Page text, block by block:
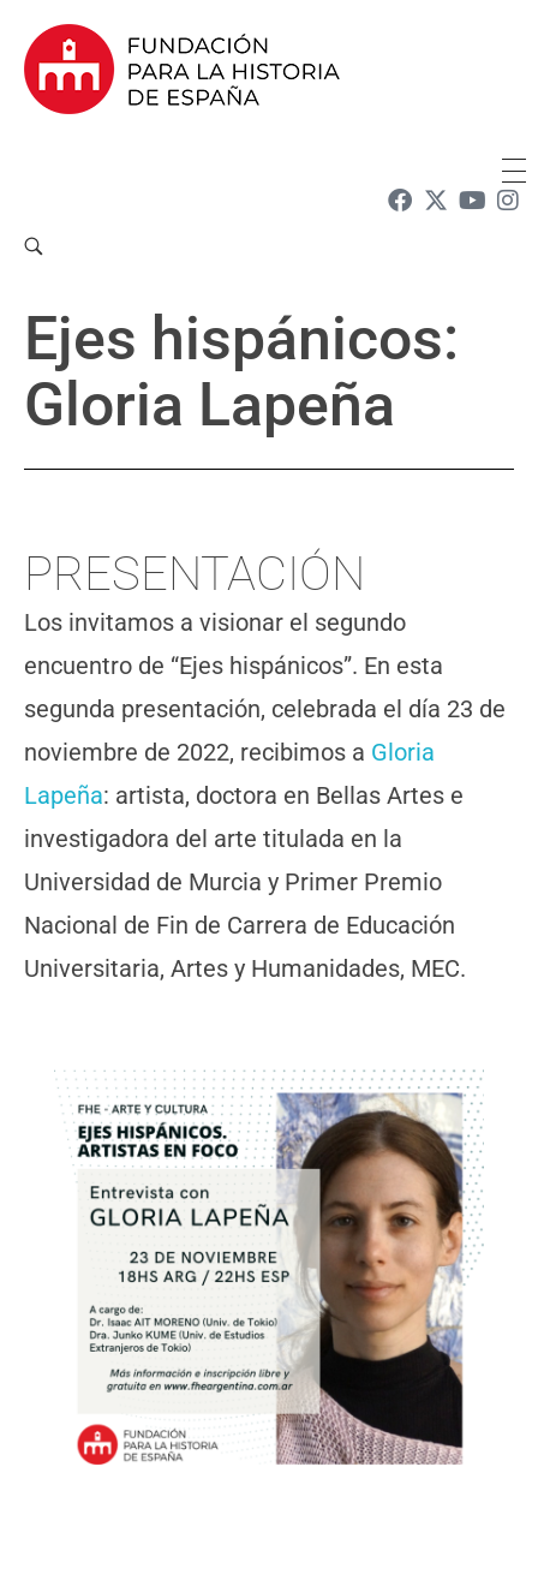
Ejes hispánicos:
Gloria Lapeña
PRESENTACIÓN
Los invitamos a visionar el segundo
encuentro de “Ejes hispánicos”. En esta
segunda presentación, celebrada el día 23 de
noviembre de 2022, recibimos a Gloria
Lapeña: artista, doctora en Bellas Artes e
investigadora del arte titulada en la
Universidad de Murcia y Primer Premio
Nacional de Fin de Carrera de Educación
Universitaria, Artes y Humanidades, MEC.